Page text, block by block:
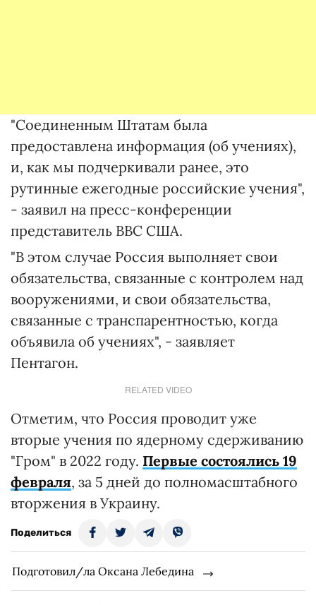
"Соединенным Штатам была
предоставлена ​​информация (об учениях),
и, как мы подчеркивали ранее, это
рутинные ежегодные российские учения",
- заявил на пресс-конференции
представитель ВВС США.
"В этом случае Россия выполняет свои
обязательства, связанные с контролем над
вооружениями, и свои обязательства,
связанные с транспарентностью, когда
объявила об учениях", - заявляет
Пентагон.
RELATED VIDEO
Отметим, что Россия проводит уже
вторые учения по ядерному сдерживанию
"Гром" в 2022 году. Первые состоялись 19
февраля, за 5 дней до полномасштабного
вторжения в Украину.
Поделиться
Подготовил/ла Оксана Лебедина